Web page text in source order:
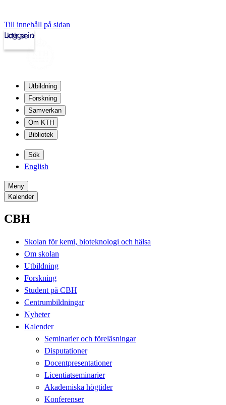
Till innehåll på sidan
kth.se
Logga in
Utbildning
Forskning
Samverkan
Om KTH
Bibliotek
Sök
English
Meny
Kalender
CBH
Skolan för kemi, bioteknologi och hälsa
Om skolan
Utbildning
Forskning
Student på CBH
Centrumbildningar
Nyheter
Kalender
Seminarier och föreläsningar
Disputationer
Docentpresentationer
Licentiatseminarier
Akademiska högtider
Konferenser